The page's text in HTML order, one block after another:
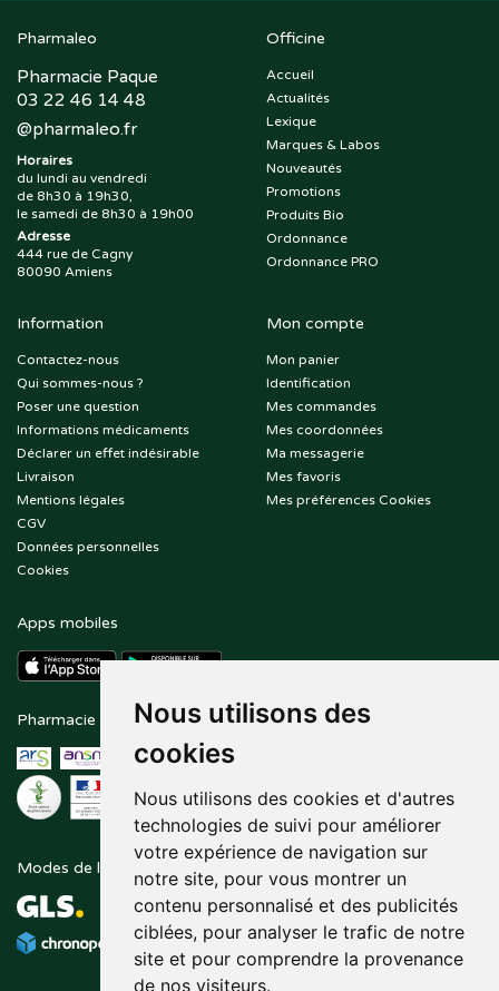
Nous utilisons des
cookies
Nous utilisons des cookies et d'autres
technologies de suivi pour améliorer
votre expérience de navigation sur
notre site, pour vous montrer un
contenu personnalisé et des publicités
ciblées, pour analyser le trafic de notre
site et pour comprendre la provenance
de nos visiteurs.
Pharmaleo
Pharmacie Paque
03 22 46 14 48
@pharmaleo.fr
Horaires
du lundi au vendredi
de 8h30 à 19h30,
le samedi de 8h30 à 19h00
Adresse
444 rue de Cagny
80090 Amiens
Officine
Accueil
Actualités
Lexique
Marques & Labos
Nouveautés
Promotions
Produits Bio
Ordonnance
Ordonnance PRO
Information
Contactez-nous
Qui sommes-nous ?
Poser une question
Informations médicaments
Déclarer un effet indésirable
Livraison
Mentions légales
CGV
Données personnelles
Cookies
Mon compte
Mon panier
Identification
Mes commandes
Mes coordonnées
Ma messagerie
Mes favoris
Mes préférences Cookies
Apps mobiles
Pharmacie en ligne agréée Paiement sécurisé
Modes de livraison Suivez-nous sur